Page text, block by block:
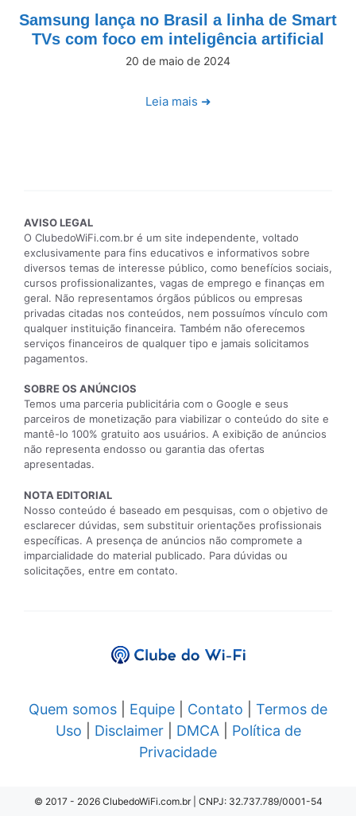
Samsung lança no Brasil a linha de Smart
TVs com foco em inteligência artificial
20 de maio de 2024
Leia mais ➜
AVISO LEGAL
O ClubedoWiFi.com.br é um site independente, voltado
exclusivamente para fins educativos e informativos sobre
diversos temas de interesse público, como benefícios sociais,
cursos profissionalizantes, vagas de emprego e finanças em
geral. Não representamos órgãos públicos ou empresas
privadas citadas nos conteúdos, nem possuímos vínculo com
qualquer instituição financeira. Também não oferecemos
serviços financeiros de qualquer tipo e jamais solicitamos
pagamentos.
SOBRE OS ANÚNCIOS
Temos uma parceria publicitária com o Google e seus
parceiros de monetização para viabilizar o conteúdo do site e
mantê-lo 100% gratuito aos usuários. A exibição de anúncios
não representa endosso ou garantia das ofertas
apresentadas.
NOTA EDITORIAL
Nosso conteúdo é baseado em pesquisas, com o objetivo de
esclarecer dúvidas, sem substituir orientações profissionais
específicas. A presença de anúncios não compromete a
imparcialidade do material publicado. Para dúvidas ou
solicitações, entre em contato.
Quem somos Equipe Contato
Termos de
Uso
Disclaimer| DMCA| Política de
Privacidade
© 2017 - 2026 ClubedoWiFi.com.br | CNPJ: 32.737.789/0001-54